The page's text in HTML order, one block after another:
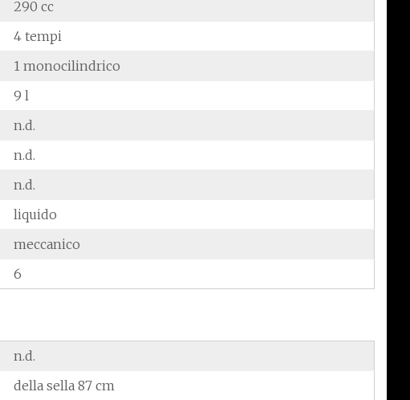
290 cc
4 tempi
1 monocilindrico
9 l
n.d.
n.d.
n.d.
liquido
meccanico
6
n.d.
della sella 87 cm